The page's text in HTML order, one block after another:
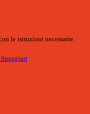
le istruzioni necessarie.